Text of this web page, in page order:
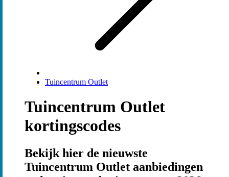
Tuincentrum Outlet
Tuincentrum Outlet
kortingscodes
Bekijk hier de nieuwste
Tuincentrum Outlet aanbiedingen